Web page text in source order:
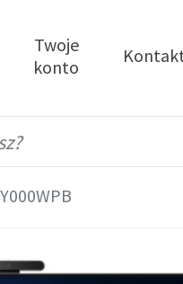
Twoje
konto